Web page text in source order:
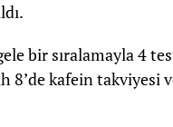
bir sıralamayla 4
8’de kafein takviyesi